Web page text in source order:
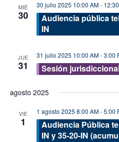
MIÉ
30
30 julio 2025 10:00 AM-
Audiencia pública
IN
JUE
31
31 julio 2025 10:00 AM-3:00
Sesión
agosto 2025
VIE
1
1 agosto 2025 8:00 AM-5:00
Audiencia Pública
IN y 35-20-IN